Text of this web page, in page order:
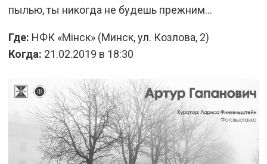
пылью, ты никогда не будешь прежним…
Где: НФК «Мiнск» (Минск, ул. Козлова, 2)
Когда: 21.02.2019 в 18:30